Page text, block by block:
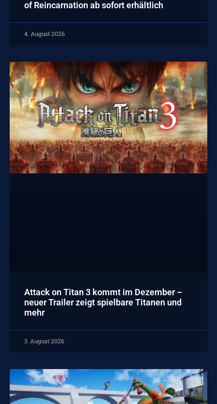
of Reincarnation ab sofort erhältlich
4. August 2026
Attack on Titan 3 kommt im Dezember –
neuer Trailer zeigt spielbare Titanen und
mehr
3. August 2026